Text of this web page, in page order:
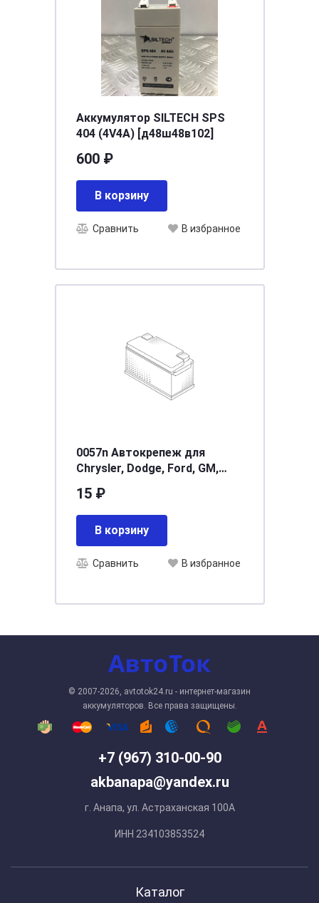
Аккумулятор SILTECH SPS
404 (4V4A) [д48ш48в102]
600 ₽
В корзину
Сравнить В избранное
0057n Автокрепеж для
Chrysler, Dodge, Ford, GM,
(388577-S), W705589S300
(W7055
15 ₽
В корзину
Сравнить В избранное
+7 (967) 310-00-90
akbanapa@yandex.ru
г. Анапа, ул. Астраханская 100А
ИНН 234103853524
© 2007-2026, avtotok24.ru - интернет-магазин
аккумуляторов. Все права защищены.
Каталог